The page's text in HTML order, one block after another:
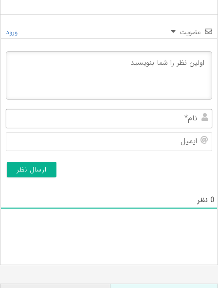
عضویت ورود
0 نظر